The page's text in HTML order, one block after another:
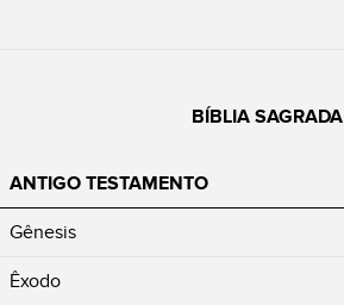
BÍBLIA SAGRADA
ANTIGO TESTAMENTO
Gênesis
Êxodo